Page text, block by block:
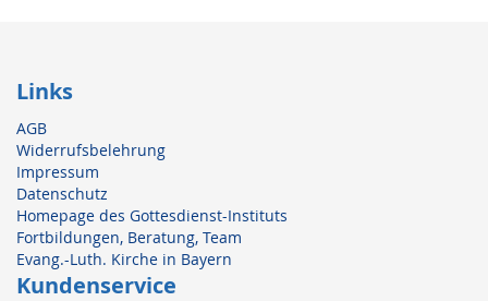
Links
AGB
Widerrufsbelehrung
Impressum
Datenschutz
Homepage des Gottesdienst-Instituts
Fortbildungen, Beratung, Team
Evang.-Luth. Kirche in Bayern
Kundenservice